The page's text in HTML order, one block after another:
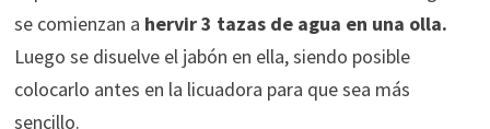
se comienzan a hervir 3 tazas de agua en una olla.
Luego se disuelve el jabón en ella, siendo posible
colocarlo antes en la licuadora para que sea más
sencillo.